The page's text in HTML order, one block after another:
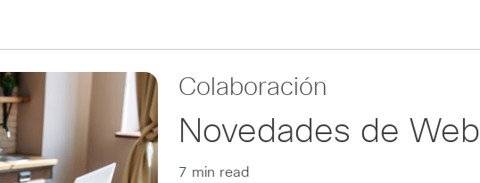
Colaboración
Novedades de
7 min read